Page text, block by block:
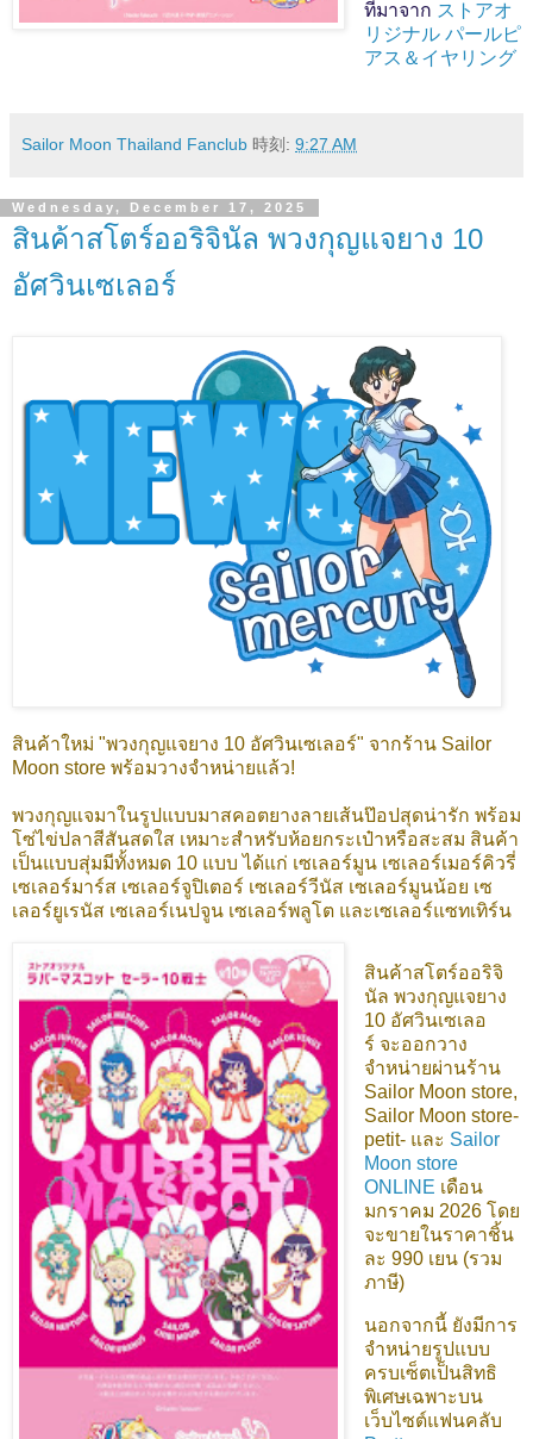
ที่มาจาก ストアオ
リジナル パールピ
アス＆イヤリング
Sailor Moon Thailand Fanclub 時刻: 9:27 AM
Wednesday, December 17, 2025
สินค้าสโตร์ออริจินัล พวงกุญแจยาง 10
อัศวินเซเลอร์
สินค้าใหม่ "พวงกุญแจยาง 10 อัศวินเซเลอร์" จากร้าน Sailor
Moon store พร้อมวางจำหน่ายแล้ว!
พวงกุญแจมาในรูปแบบมาสคอตยางลายเส้นป๊อปสุดน่ารัก พร้อม
โซ่ไข่ปลาสีสันสดใส เหมาะสำหรับห้อยกระเป๋าหรือสะสม สินค้า
เป็นแบบสุ่มมีทั้งหมด 10 แบบ ได้แก่ เซเลอร์มูน เซเลอร์เมอร์คิวรี่
เซเลอร์มาร์ส เซเลอร์จูปิเตอร์ เซเลอร์วีนัส เซเลอร์มูนน้อย เซ
เลอร์ยูเรนัส เซเลอร์เนปจูน เซเลอร์พลูโต และเซเลอร์แซทเทิร์น
สินค้าสโตร์ออริจิ
นัล พวงกุญแจยาง
10 อัศวินเซเลอ
ร์ จะออกวาง
จำหน่ายผ่านร้าน
Sailor Moon store,
Sailor Moon store-
petit- และ Sailor
Moon store
ONLINE เดือน
มกราคม 2026 โดย
จะขายในราคาชิ้น
ละ 990 เยน (รวม
ภาษี)
นอกจากนี้ ยังมีการ
จำหน่ายรูปแบบ
ครบเซ็ตเป็นสิทธิ
พิเศษเฉพาะบน
เว็บไซต์แฟนคลับ